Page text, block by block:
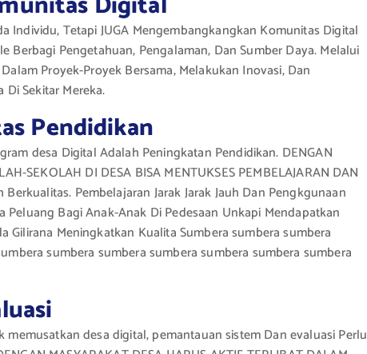
Individu, Tetapi JUGA Mengembangkangkan Komunitas Digital
Berbagi Pengetahuan, Pengalaman, Dan Sumber Daya. Melalui
Proyek-Proyek Bersama, Melakukan Inovasi, Dan
Di Sekitar Mereka.
Pendidikan
desa Digital Adalah Peningkatan Pendidikan. DENGAN
SEKOLAH DI DESA BISA MENTUKSES PEMBELAJARAN DAN
Pembelajaran Jarak Jarak Jauh Dan Pengkgunaan
Bagi Anak-Anak Di Pedesaan Unkapi Mendapatkan
Gilirana Meningkatkan Kualita Sumbera sumbera sumbera
sumbera sumbera sumbera sumbera sumbera sumbera
desa digital, pemantauan sistem Dan evaluasi Perlu